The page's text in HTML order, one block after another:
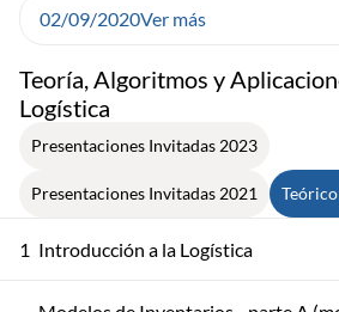
Teoría, Algoritmos y
Logística
Presentaciones Invitadas 2023
Presentaciones Invitadas 2021
1 Introducción a la Logística
02/09/2020Ver más